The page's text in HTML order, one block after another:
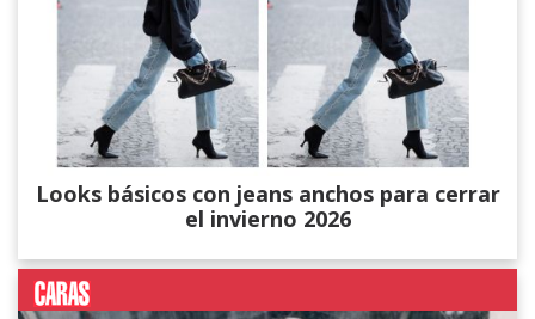
Looks básicos con jeans anchos para cerrar
el invierno 2026